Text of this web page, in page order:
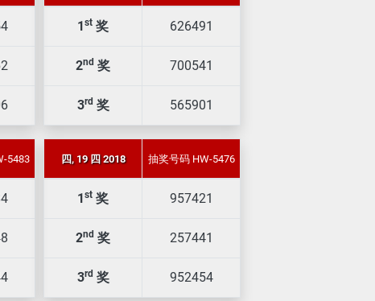
1 st 奖 626491
2nd 奖 700541
3rd 奖 565901
5483 四, 19 四 2018 抽奖号码 HW-5476
1 st 奖 957421
2nd 奖 257441
3rd 奖 952454